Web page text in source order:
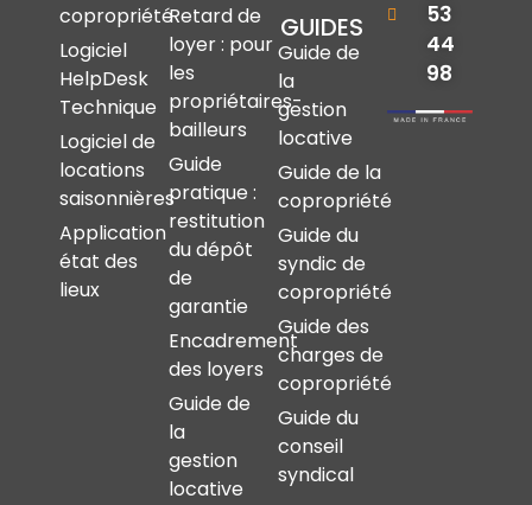
copropriété
Logiciel
HelpDesk
Technique
Logiciel de
locations
saisonnières
Application
état des
lieux
Retard de
loyer : pour
les
propriétaires-
bailleurs
Guide
pratique :
restitution
du dépôt
de
garantie
Encadrement
des loyers
Guide de
la
gestion
locative
GUIDES
Guide de
la
gestion
locative
Guide de la
copropriété
Guide du
syndic de
copropriété
Guide des
charges de
copropriété
Guide du
conseil
syndical
53
44
98